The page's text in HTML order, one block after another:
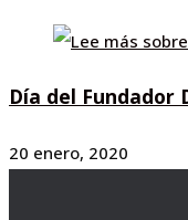
Día del Fundador
20 enero, 2020